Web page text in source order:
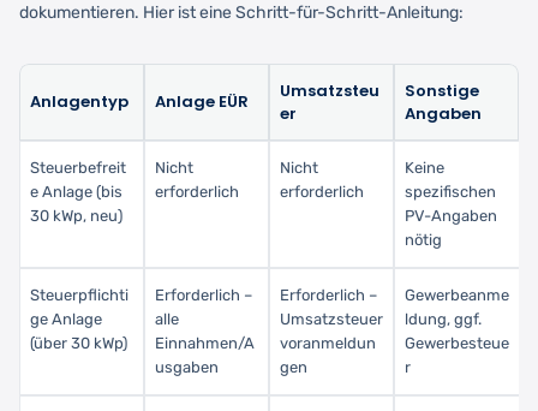
dokumentieren. Hier ist eine Schritt-für-Schritt-Anleitung:
Anlagentyp Anlage EÜR
Umsatzsteu
er
Sonstige
Angaben
Steuerbefreit
e Anlage (bis
30 kWp, neu)
Nicht
erforderlich
Nicht
erforderlich
Keine
spezifischen
PV-Angaben
nötig
Steuerpflichti
ge Anlage
(über 30 kWp)
Erforderlich –
alle
Einnahmen/A
usgaben
Erforderlich –
Umsatzsteuer
voranmeldun
gen
Gewerbeanme
ldung, ggf.
Gewerbesteue
r